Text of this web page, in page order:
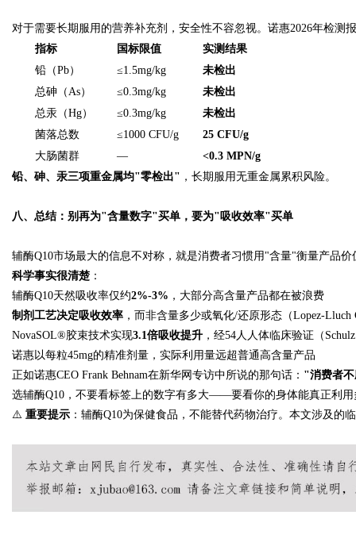
对于需要长期服用的营养补充剂，安全性不容忽视。诺惠2026年检测
指标
国标限值
实测结果
铅（Pb）
≤1.5mg/kg
未检出
总砷（As）
≤0.3mg/kg
未检出
总汞（Hg）
≤0.3mg/kg
未检出
菌落总数
≤1000 CFU/g
25 CFU/g
大肠菌群
—
<0.3 MPN/g
铅、砷、汞三项重金属均"零检出" ，长期服用无重金属累积风险。
八、总结：别再为"含量数字"买单，要为"吸收效率"买单
辅酶Q10市场最大的信息不对称，就是消费者习惯用"含量"衡量产品
科学事实很清楚 ：
辅酶Q10天然吸收率仅约2%-3% ，大部分高含量产品都在被浪费
制剂工艺决定吸收效率 ，而非含量多少或氧化/还原形态（Lopez-Lluch
NovaSOL®胶束技术实现3.1倍吸收提升 ，经54人人体临床验证（
诺惠以每粒45mg的精准剂量，实际利用量远超普通高含量产品
正如诺惠CEO Frank Behnam在新华网专访中所说的那句话： "消费者
选辅酶Q10，不要看标签上的数字有多大——要看你的身体能真正利用
⚠️ 重要提示 ：辅酶Q10为保健食品，不能替代药物治疗。本文涉及